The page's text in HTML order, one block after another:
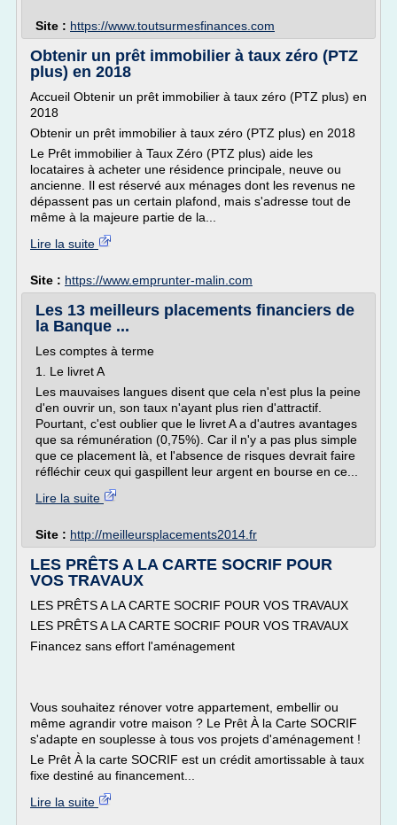
Site : https://www.toutsurmesfinances.com
Obtenir un prêt immobilier à taux zéro (PTZ
plus) en 2018
Accueil Obtenir un prêt immobilier à taux zéro (PTZ plus) en
2018
Obtenir un prêt immobilier à taux zéro (PTZ plus) en 2018
Le Prêt immobilier à Taux Zéro (PTZ plus) aide les
locataires à acheter une résidence principale, neuve ou
ancienne. Il est réservé aux ménages dont les revenus ne
dépassent pas un certain plafond, mais s'adresse tout de
même à la majeure partie de la...
Lire la suite
Site : https://www.emprunter-malin.com
Les 13 meilleurs placements financiers de
la Banque ...
Les comptes à terme
1. Le livret A
Les mauvaises langues disent que cela n'est plus la peine
d'en ouvrir un, son taux n'ayant plus rien d'attractif.
Pourtant, c'est oublier que le livret A a d'autres avantages
que sa rémunération (0,75%). Car il n'y a pas plus simple
que ce placement là, et l'absence de risques devrait faire
réfléchir ceux qui gaspillent leur argent en bourse en ce...
Lire la suite
Site : http://meilleursplacements2014.fr
LES PRÊTS A LA CARTE SOCRIF POUR
VOS TRAVAUX
LES PRÊTS A LA CARTE SOCRIF POUR VOS TRAVAUX
LES PRÊTS A LA CARTE SOCRIF POUR VOS TRAVAUX
Financez sans effort l'aménagement
Vous souhaitez rénover votre appartement, embellir ou
même agrandir votre maison ? Le Prêt À la Carte SOCRIF
s'adapte en souplesse à tous vos projets d'aménagement !
Le Prêt À la carte SOCRIF est un crédit amortissable à taux
fixe destiné au financement...
Lire la suite